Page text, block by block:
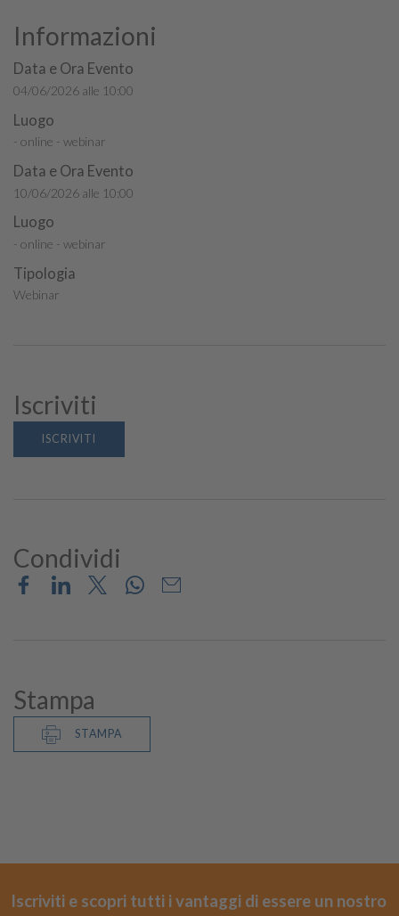
Informazioni
Data e Ora Evento
04/06/2026 alle 10:00
Luogo
- online - webinar
Data e Ora Evento
10/06/2026 alle 10:00
Luogo
- online - webinar
Tipologia
Webinar
Iscriviti
ISCRIVITI
Condividi
Stampa
STAMPA
Iscriviti e scopri tutti i vantaggi di essere un nostro